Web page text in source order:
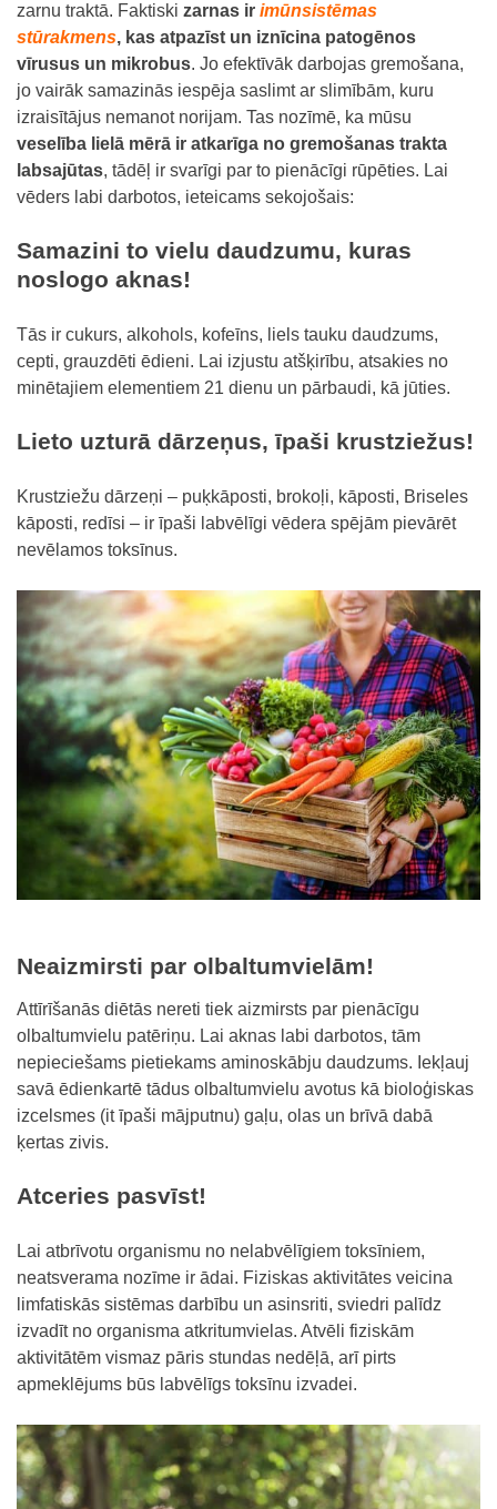
zarnu traktā. Faktiski zarnas ir imūnsistēmas
stūrakmens, kas atpazīst un iznīcina patogēnos
vīrusus un mikrobus. Jo efektīvāk darbojas gremošana,
jo vairāk samazinās iespēja saslimt ar slimībām, kuru
izraisītājus nemanot norijam. Tas nozīmē, ka mūsu
veselība lielā mērā ir atkarīga no gremošanas trakta
labsajūtas, tādēļ ir svarīgi par to pienācīgi rūpēties. Lai
vēders labi darbotos, ieteicams sekojošais:
Samazini to vielu daudzumu, kuras
noslogo aknas!
Tās ir cukurs, alkohols, kofeīns, liels tauku daudzums,
cepti, grauzdēti ēdieni. Lai izjustu atšķirību, atsakies no
minētajiem elementiem 21 dienu un pārbaudi, kā jūties.
Lieto uzturā dārzeņus, īpaši krustziežus!
Krustziežu dārzeņi – puķkāposti, brokoļi, kāposti, Briseles
kāposti, redīsi – ir īpaši labvēlīgi vēdera spējām pievārēt
nevēlamos toksīnus.
Neaizmirsti par olbaltumvielām!
Attīrīšanās diētās nereti tiek aizmirsts par pienācīgu
olbaltumvielu patēriņu. Lai aknas labi darbotos, tām
nepieciešams pietiekams aminoskābju daudzums. Iekļauj
savā ēdienkartē tādus olbaltumvielu avotus kā bioloģiskas
izcelsmes (it īpaši mājputnu) gaļu, olas un brīvā dabā
ķertas zivis.
Atceries pasvīst!
Lai atbrīvotu organismu no nelabvēlīgiem toksīniem,
neatsverama nozīme ir ādai. Fiziskas aktivitātes veicina
limfatiskās sistēmas darbību un asinsriti, sviedri palīdz
izvadīt no organisma atkritumvielas. Atvēli fiziskām
aktivitātēm vismaz pāris stundas nedēļā, arī pirts
apmeklējums būs labvēlīgs toksīnu izvadei.